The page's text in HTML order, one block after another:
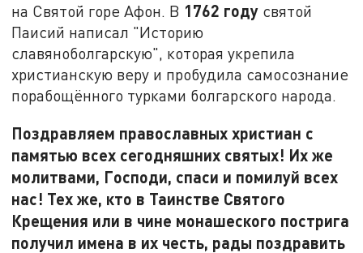
на Святой горе Афон. В 1762 году святой
Паисий написал "Историю
славяноболгарскую", которая укрепила
христианскую веру и пробудила самосознание
порабощённого турками болгарского народа.
Поздравляем православных христиан с
памятью всех сегодняшних святых! Их же
молитвами, Господи, спаси и помилуй всех
нас! Тех же, кто в Таинстве Святого
Крещения или в чине монашеского пострига
получил имена в их честь, рады поздравить